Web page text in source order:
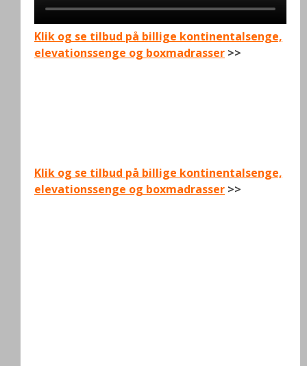
Klik og se tilbud på billige kontinentalsenge,
elevationssenge og boxmadrasser >>
Klik og se tilbud på billige kontinentalsenge,
elevationssenge og boxmadrasser >>